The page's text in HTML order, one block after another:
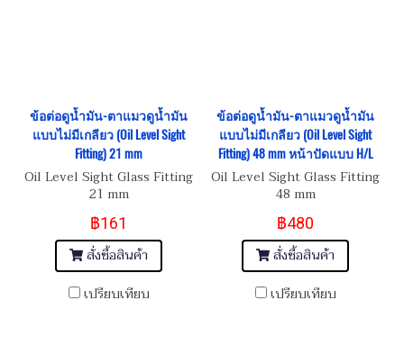
ข้อต่อดูน้ำมัน-ตาแมวดูน้ำมัน
แบบไม่มีเกลียว (Oil Level Sight
Fitting) 21 mm
Oil Level Sight Glass Fitting
21 mm
฿161
สั่งซื้อสินค้า
เปรียบเทียบ
ข้อต่อดูน้ำมัน-ตาแมวดูน้ำมัน
แบบไม่มีเกลียว (Oil Level Sight
Fitting) 48 mm หน้าปัดแบบ H/L
Oil Level Sight Glass Fitting
48 mm
฿480
สั่งซื้อสินค้า
เปรียบเทียบ